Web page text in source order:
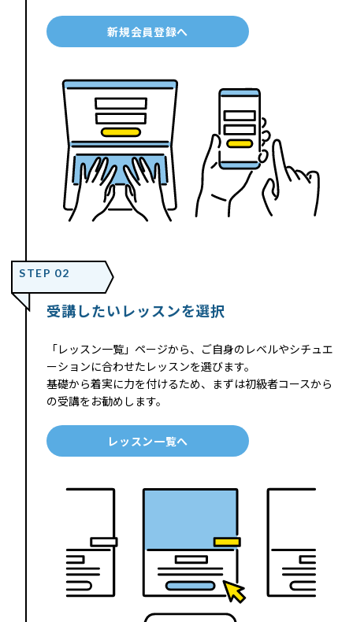
新規会員登録へ
STEP 02
受講したいレッスンを選択
「レッスン一覧」ページから、ご自身のレベルやシチュエ
ーションに合わせたレッスンを選びます。
基礎から着実に力を付けるため、まずは初級者コースから
の受講をお勧めします。
レッスン一覧へ